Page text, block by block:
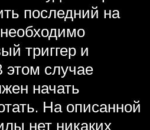
последний на
триггер и
этом случае
начать
На описанной
нет никаких